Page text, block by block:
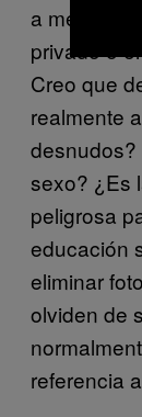
a menos
privado o
Creo que
realmente
sexo? ¿Es
peligrosa
educación
eliminar
olviden de
referencia